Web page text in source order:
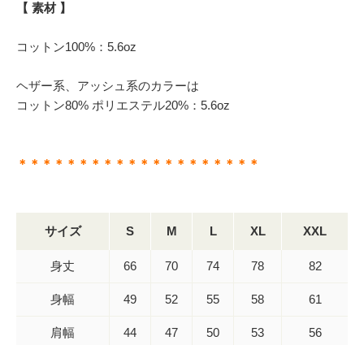
【 素材 】
コットン100%：5.6oz
ヘザー系、アッシュ系のカラーは
コットン80% ポリエステル20%：5.6oz
＊＊＊＊＊＊＊＊＊＊＊＊＊＊＊＊＊＊＊＊
サイズ S M L XL XXL
身丈 66 70 74 78 82
身幅 49 52 55 58 61
肩幅 44 47 50 53 56